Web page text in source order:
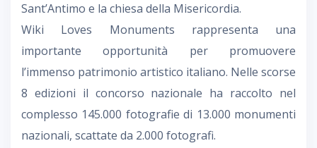
Sant’Antimo e la chiesa della Misericordia.
Wiki Loves Monuments rappresenta una
importante opportunità per promuovere
l’immenso patrimonio artistico italiano. Nelle scorse
8 edizioni il concorso nazionale ha raccolto nel
complesso 145.000 fotografie di 13.000 monumenti
nazionali, scattate da 2.000 fotografi.